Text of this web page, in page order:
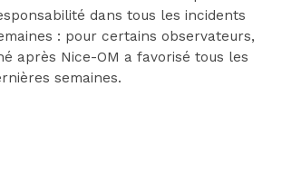
dans tous les incidents
: pour certains observateurs,
après Nice-OM a favorisé tous les
semaines.